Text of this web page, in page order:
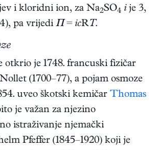
i kloridni ion, za Na2SO4 ije 3,
pa vrijedi Π = icRT.
otkrio je 1748. francuski fizičar
(1700–77), a pojam osmoze
uveo škotski kemičar Thomas
je važan za njezino
istraživanje njemački
Pfeffer (1845–1920) koji je